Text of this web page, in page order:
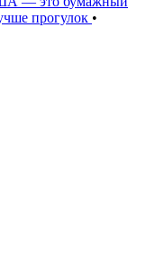
прогулок •